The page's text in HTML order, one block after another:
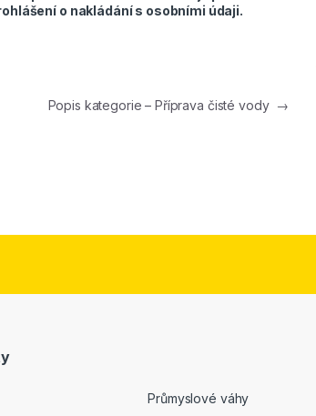
o nakládání s osobními údaji.
Popis kategorie – Příprava čisté vody →
Průmyslové váhy